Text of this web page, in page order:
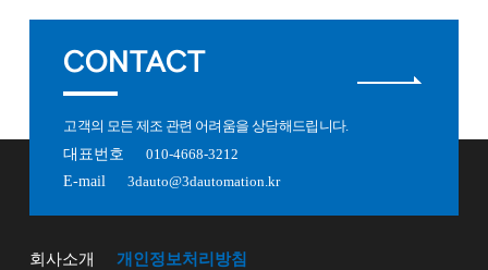
CONTACT
고객의 모든 제조 관련 어려움을 상담해드립니다.
대표번호 010-4668-3212
E-mail 3dauto@3dautomation.kr
회사소개 개인정보처리방침